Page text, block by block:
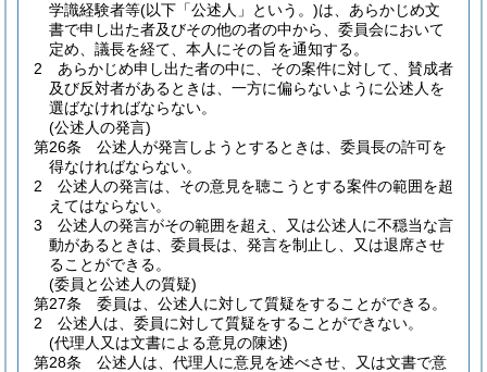
学識経験者等(以下「公述人」という。)は、あらかじめ文
書で申し出た者及びその他の者の中から、委員会において
定め、議長を経て、本人にその旨を通知する。
2
あらかじめ申し出た者の中に、その案件に対して、賛成者
及び反対者があるときは、一方に偏らないように公述人を
選ばなければならない。
(公述人の発言)
第26条
公述人が発言しようとするときは、委員長の許可を
得なければならない。
2
公述人の発言は、その意見を聴こうとする案件の範囲を超
えてはならない。
3
公述人の発言がその範囲を超え、又は公述人に不穏当な言
動があるときは、委員長は、発言を制止し、又は退席させ
ることができる。
(委員と公述人の質疑)
第27条
委員は、公述人に対して質疑をすることができる。
2
公述人は、委員に対して質疑をすることができない。
(代理人又は文書による意見の陳述)
第28条
公述人は、代理人に意見を述べさせ、又は文書で意